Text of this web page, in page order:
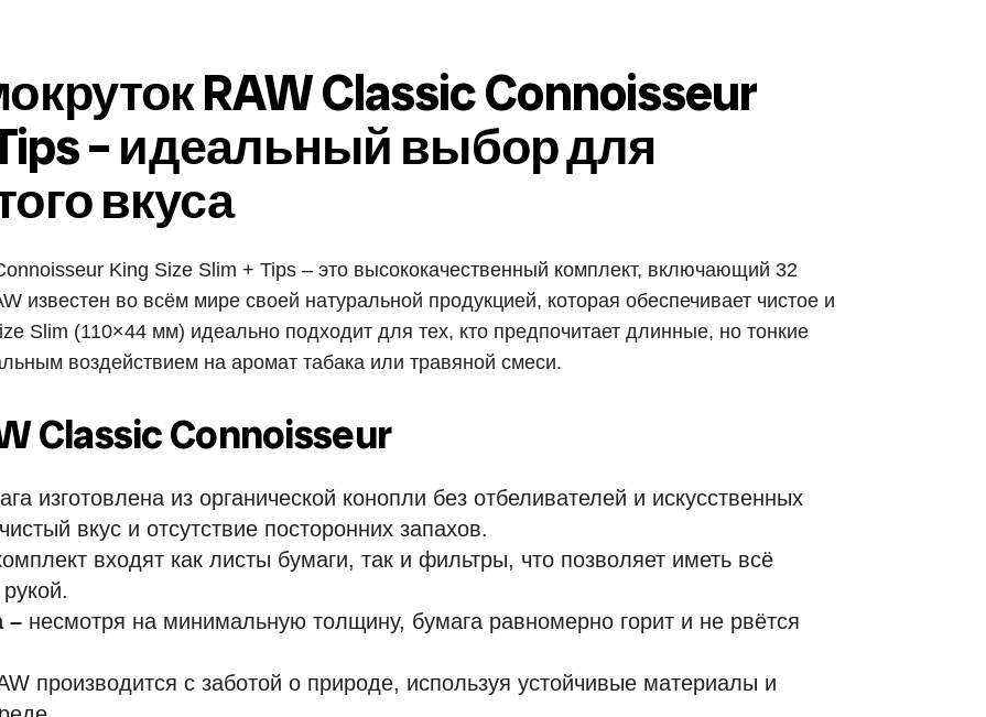
RAW Classic Connoisseur
Tips – идеальный выбор для
вкуса
King Size Slim + Tips – это высококачественный комплект, включающий 32
известен во всём мире своей натуральной продукцией, которая обеспечивает чистое и
Slim (110×44 мм) идеально подходит для тех, кто предпочитает длинные, но тонкие
воздействием на аромат табака или травяной смеси.
Classic Connoisseur
изготовлена из органической конопли без отбеливателей и искусственных
вкус и отсутствие посторонних запахов.
входят как листы бумаги, так и фильтры, что позволяет иметь всё
– несмотря на минимальную толщину, бумага равномерно горит и не рвётся
производится с заботой о природе, используя устойчивые материалы и